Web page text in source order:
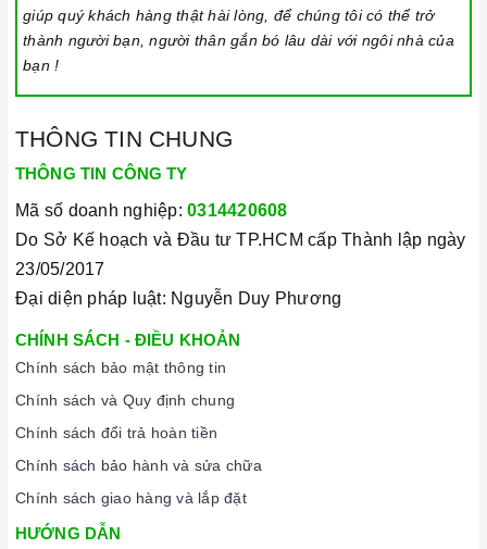
giúp quý khách hàng thật hài lòng, để chúng tôi có thể trở
thành người bạn, người thân gắn bó lâu dài với ngôi nhà của
bạn !
THÔNG TIN CHUNG
THÔNG TIN CÔNG TY
Mã số doanh nghiệp: 0314420608
Do Sở Kế hoạch và Đầu tư TP.HCM cấp Thành lập ngày
23/05/2017
Đại diện pháp luật: Nguyễn Duy Phương
CHÍNH SÁCH - ĐIỀU KHOẢN
Chính sách bảo mật thông tin
Chính sách và Quy định chung
Chính sách đổi trả hoàn tiền
Chính sách bảo hành và sửa chữa
Chính sách giao hàng và lắp đặt
HƯỚNG DẪN